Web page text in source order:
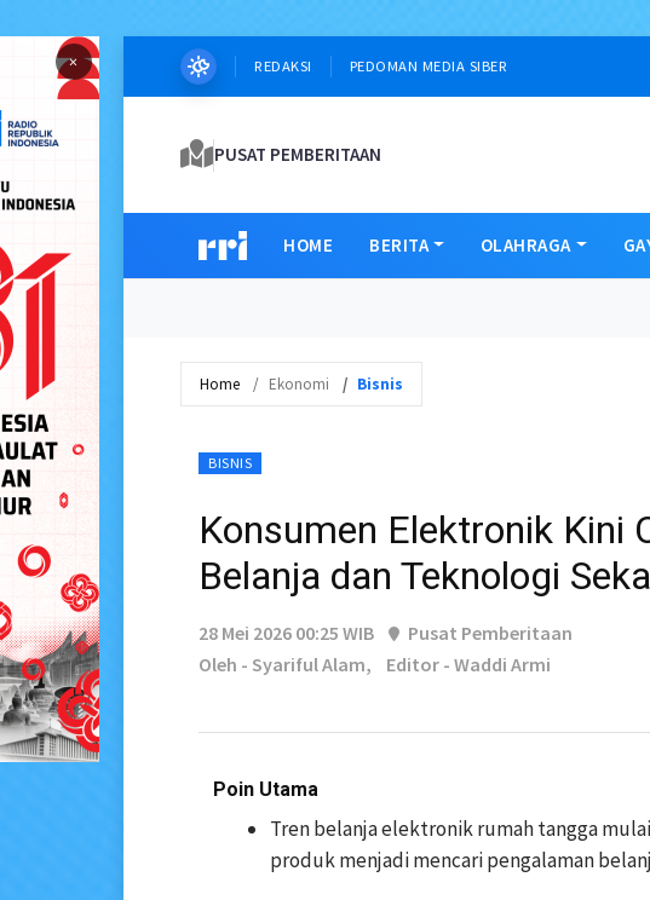
× REDAKSI PEDOMAN MEDIA SIBER
PUSAT PEMBERITAAN
HOME BERITA OLAHRAGA
Home Ekonomi Bisnis
BISNIS
Konsumen Elektronik Kini
Belanja dan Teknologi
28 Mei 2026 00:25 WIB
Pusat Pemberitaan
Oleh - Syariful Alam,
Editor - Waddi Armi
Poin Utama
Tren belanja elektronik rumah tangga
produk menjadi mencari pengalaman